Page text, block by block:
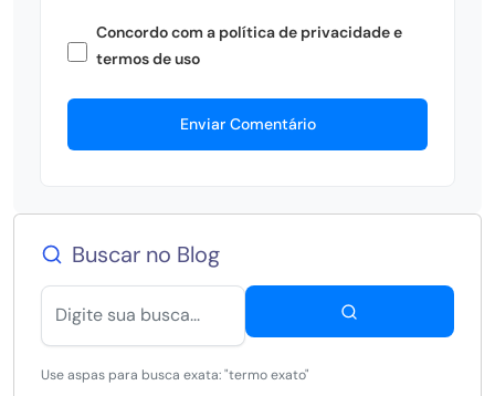
Concordo com a política de privacidade e
termos de uso
Enviar Comentário
Buscar no Blog
Use aspas para busca exata: "termo exato"